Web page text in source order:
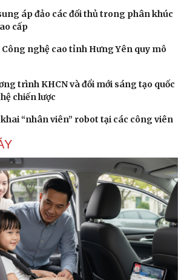
Podcast
Đọc truyện đêm khuya
Cửa sổ tình yêu
áp đảo các đối thủ trong phân khúc
cấp
nghệ cao tỉnh Hưng Yên quy mô
trình KHCN và đổi mới sáng tạo quốc
chiến lược
“nhân viên” robot tại các công viên